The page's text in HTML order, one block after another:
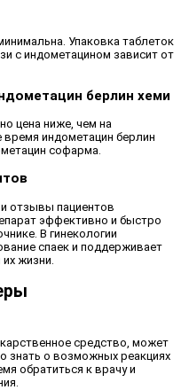
Упаковка таблеток
с индометацином зависит от
берлин хеми
цена ниже, чем на
индометацин берлин
софарма.
отзывы пациентов
эффективно и быстро
В гинекологии
спаек и поддерживает
жизни.
средство, может
о возможных реакциях
обратиться к врачу и